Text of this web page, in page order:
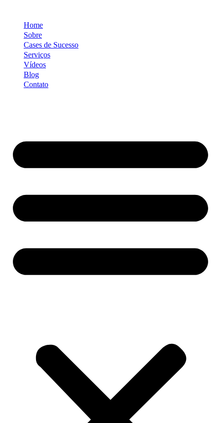
conteúdo
Home
Sobre
Cases de Sucesso
Serviços
Vídeos
Blog
Contato